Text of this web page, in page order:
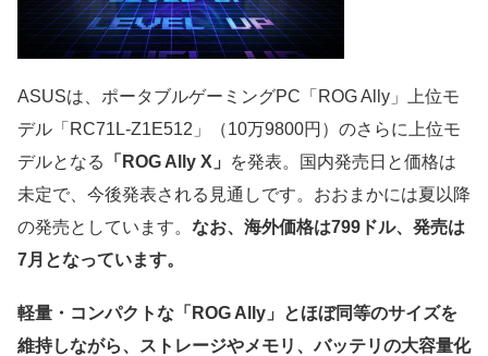
ASUSは、ポータブルゲーミングPC「ROG Ally」上位モ
デル「RC71L-Z1E512」（10万9800円）のさらに上位モ
デルとなる
「ROG Ally X」
を発表。国内発売日と価格は
未定で、今後発表される見通しです。おおまかには夏以降
の発売としています。 なお、海外価格は799ドル、発売は
7月となっています。
軽量・コンパクトな「ROG Ally」とほぼ同等のサイズを
維持しながら、ストレージやメモリ、バッテリの大容量化